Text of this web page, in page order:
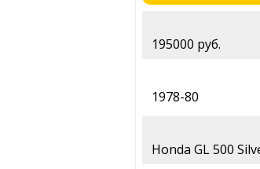
195000 руб.
1978-80
Honda GL 500